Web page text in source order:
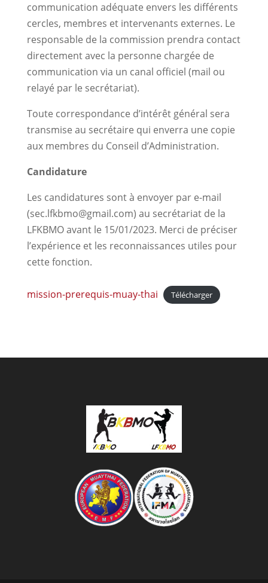
communication adéquate envers les différents
cercles, membres et intervenants externes. Le
responsable de la commission prendra contact
directement avec la personne chargée de
communication via un canal officiel (mail ou
relayé par le secrétariat).
Toute correspondance d’intérêt général sera
transmise au secrétaire qui enverra une copie
aux membres du Conseil d’Administration.
Candidature
Les candidatures sont à envoyer par e-mail
(sec.lfkbmo@gmail.com) au secrétariat de la
LFKBMO avant le 15/01/2023. Merci de préciser
l’expérience et les reconnaissances utiles pour
cette fonction.
mission-prerequis-muay-thai Télécharger